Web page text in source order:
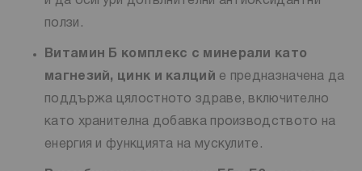
ползи.
Витамин Б комплекс с минерали като
магнезий, цинк и калций е предназначена да
поддържа цялостното здраве, включително
като хранителна добавка производството на
енергия и функцията на мускулите.